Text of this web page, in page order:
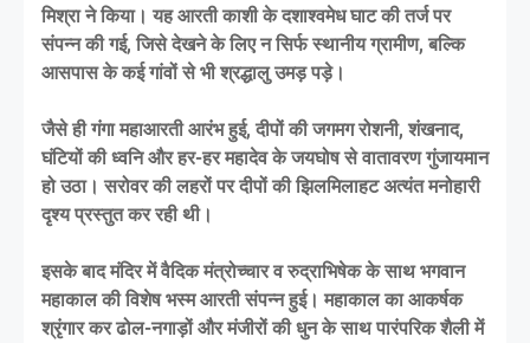
मिश्रा ने किया। यह आरती काशी के दशाश्वमेध घाट की तर्ज पर
संपन्न की गई, जिसे देखने के लिए न सिर्फ स्थानीय ग्रामीण, बल्कि
आसपास के कई गांवों से भी श्रद्धालु उमड़ पड़े।
जैसे ही गंगा महाआरती आरंभ हुई, दीपों की जगमग रोशनी, शंखनाद,
घंटियों की ध्वनि और हर-हर महादेव के जयघोष से वातावरण गुंजायमान
हो उठा। सरोवर की लहरों पर दीपों की झिलमिलाहट अत्यंत मनोहारी
दृश्य प्रस्तुत कर रही थी।
इसके बाद मंदिर में वैदिक मंत्रोच्चार व रुद्राभिषेक के साथ भगवान
महाकाल की विशेष भस्म आरती संपन्न हुई। महाकाल का आकर्षक
श्रृंगार कर ढोल-नगाड़ों और मंजीरों की धुन के साथ पारंपरिक शैली में